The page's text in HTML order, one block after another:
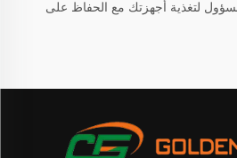
لتغذية أجهزتك مع الحفاظ على